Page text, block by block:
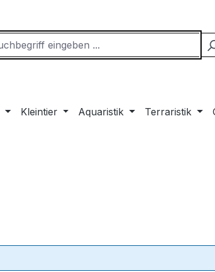
Kleintier Aquaristik Terraristik